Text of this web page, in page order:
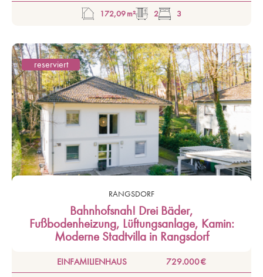
172,09 m² 2 3
reserviert
RANGSDORF
Bahnhofsnah! Drei Bäder,
Fußbodenheizung, Lüftungsanlage, Kamin:
Moderne Stadtvilla in Rangsdorf
EINFAMILIENHAUS 729.000 €